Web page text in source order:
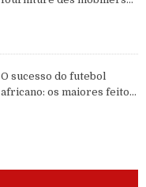
O sucesso do futebol
africano: os maiores feitos